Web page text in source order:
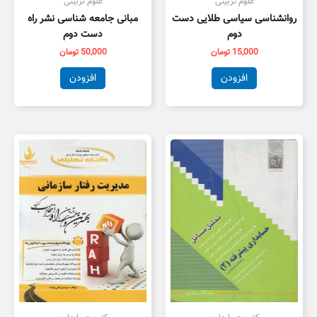
روانشناسی سیاسی طلایی دست
دوم
15,000 تومان
افزودن
مبانی جامعه شناسی نشر راه
دست دوم
50,000 تومان
افزودن